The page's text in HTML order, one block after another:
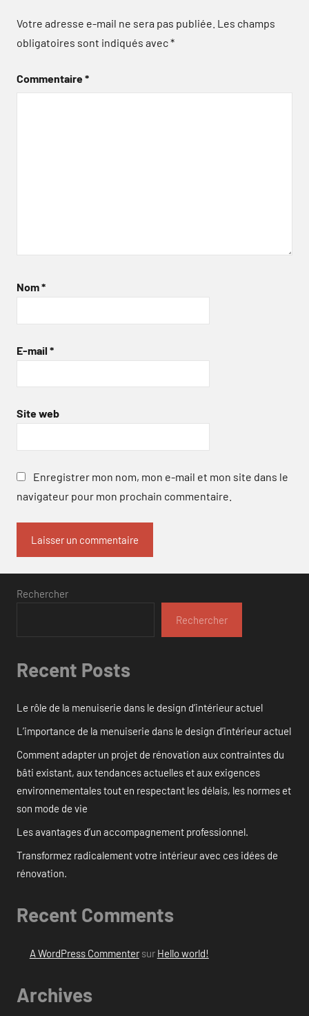
Votre adresse e-mail ne sera pas publiée. Les champs
obligatoires sont indiqués avec*
Commentaire*
Nom*
E-mail *
Site web
Enregistrer mon nom, mon e-mail et mon site dans le
navigateur pour mon prochain commentaire.
Rechercher
Rechercher
Recent Posts
Le rôle de la menuiserie dans le design d’intérieur actuel
L’importance de la menuiserie dans le design d’intérieur actuel
Comment adapter un projet de rénovation aux contraintes du
bâti existant, aux tendances actuelles et aux exigences
environnementales tout en respectant les délais, les normes et
son mode de vie
Les avantages d’un accompagnement professionnel.
Transformez radicalement votre intérieur avec ces idées de
rénovation.
Recent Comments
A WordPress Commentersur Hello world!
Archives